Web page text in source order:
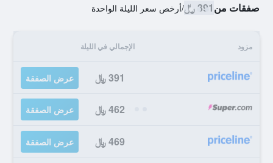
صفقات من391 ﷼ /أرخص سعر الليلة الواحدة
مزود الإجمالي في الليلة
391 ﷼ عرض الصفقة
462 ﷼ عرض الصفقة
469 ﷼ عرض الصفقة